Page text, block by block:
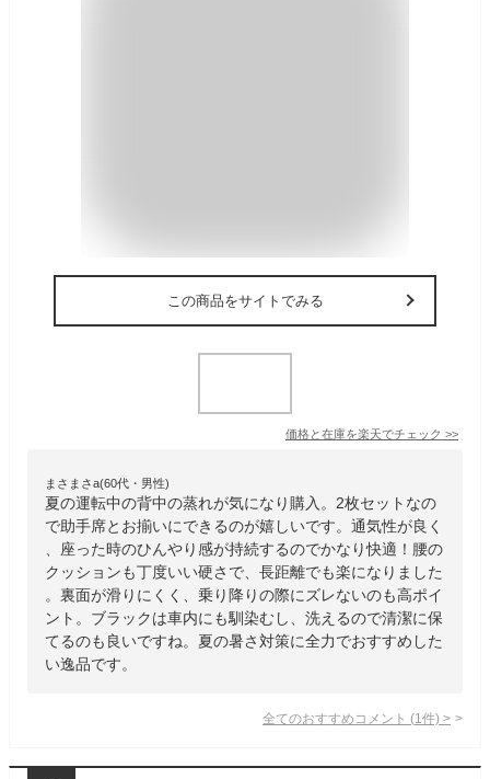
この商品をサイトでみる
価格と在庫を楽天でチェック >>
まさまさa(60代・男性)
夏の運転中の背中の蒸れが気になり購入。2枚セットなの
で助手席とお揃いにできるのが嬉しいです。通気性が良く
、座った時のひんやり感が持続するのでかなり快適！腰の
クッションも丁度いい硬さで、長距離でも楽になりました
。裏面が滑りにくく、乗り降りの際にズレないのも高ポイ
ント。ブラックは車内にも馴染むし、洗えるので清潔に保
てるのも良いですね。夏の暑さ対策に全力でおすすめした
い逸品です。
全てのおすすめコメント (1 件) >